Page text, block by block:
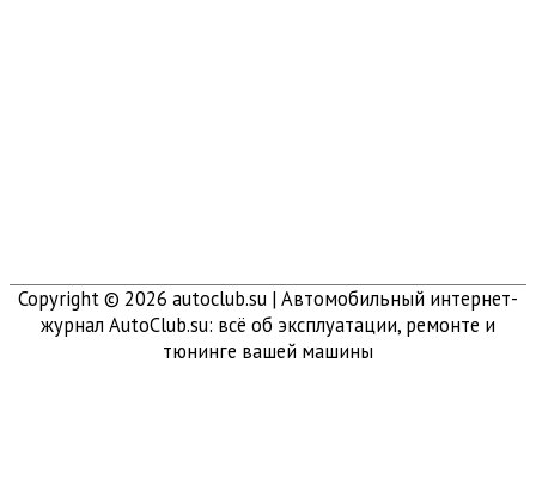
Copyright © 2026 autoclub.su | Автомобильный интернет-
журнал AutoClub.su: всё об эксплуатации, ремонте и
тюнинге вашей машины